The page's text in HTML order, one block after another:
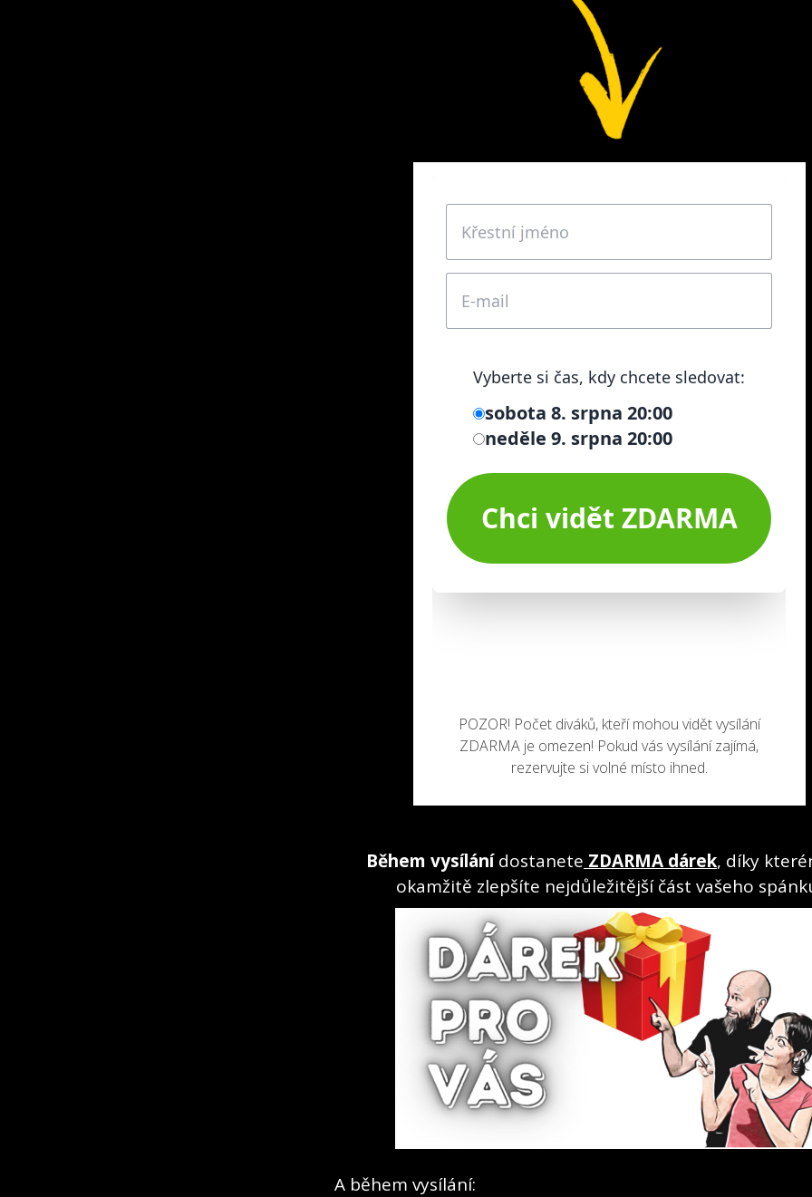
POZOR! Počet diváků, kteří mohou vidět vysílání
ZDARMA je omezen! Pokud vás vysílání zajímá,
rezervujte si volné místo ihned.
Během vysílánídostanete ZDARMA dárek, díky
okamžitě zlepšíte nejdůležitější část vašeho
A během vysílání: